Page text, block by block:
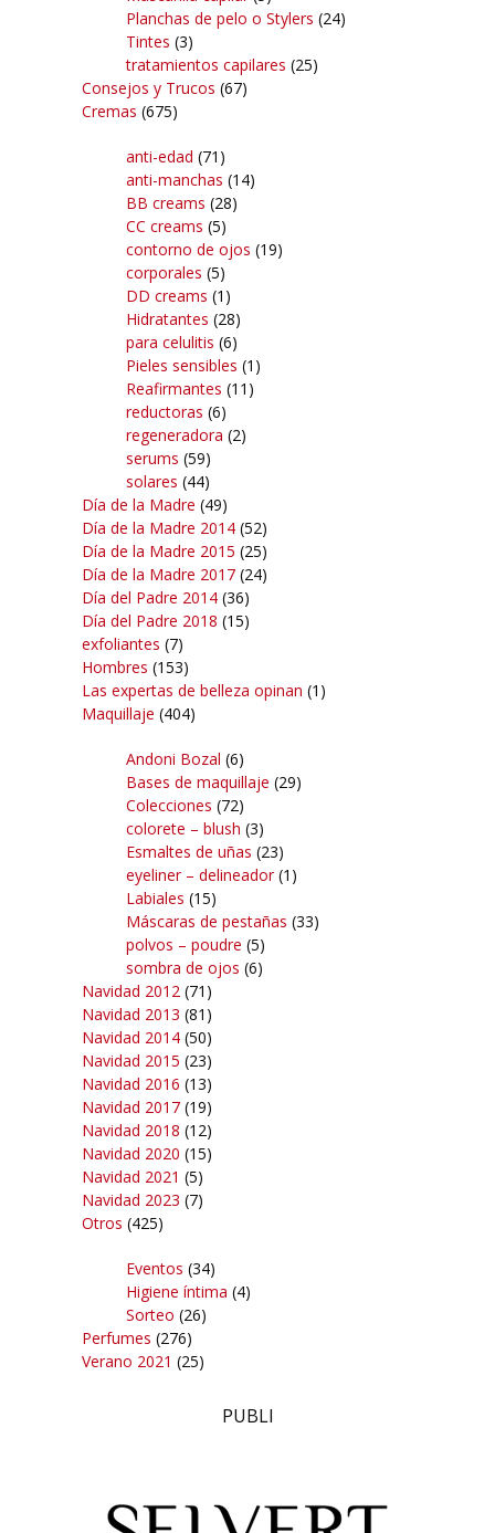
Planchas de pelo o Stylers (24)
Tintes (3)
tratamientos capilares (25)
Consejos y Trucos (67)
Cremas (675)
anti-edad (71)
anti-manchas (14)
BB creams (28)
CC creams (5)
contorno de ojos (19)
corporales (5)
DD creams (1)
Hidratantes (28)
para celulitis (6)
Pieles sensibles (1)
Reafirmantes (11)
reductoras (6)
regeneradora (2)
serums (59)
solares (44)
Día de la Madre (49)
Día de la Madre 2014 (52)
Día de la Madre 2015 (25)
Día de la Madre 2017 (24)
Día del Padre 2014 (36)
Día del Padre 2018 (15)
exfoliantes (7)
Hombres (153)
Las expertas de belleza opinan (1)
Maquillaje (404)
Andoni Bozal (6)
Bases de maquillaje (29)
Colecciones (72)
colorete – blush (3)
Esmaltes de uñas (23)
eyeliner – delineador(1)
Labiales (15)
Máscaras de pestañas (33)
polvos – poudre (5)
sombra de ojos (6)
Navidad 2012 (71)
Navidad 2013 (81)
Navidad 2014 (50)
Navidad 2015 (23)
Navidad 2016 (13)
Navidad 2017 (19)
Navidad 2018 (12)
Navidad 2020 (15)
Navidad 2021 (5)
Navidad 2023 (7)
Otros (425)
Eventos (34)
Higiene íntima (4)
Sorteo (26)
Perfumes (276)
Verano 2021 (25)
PUBLI